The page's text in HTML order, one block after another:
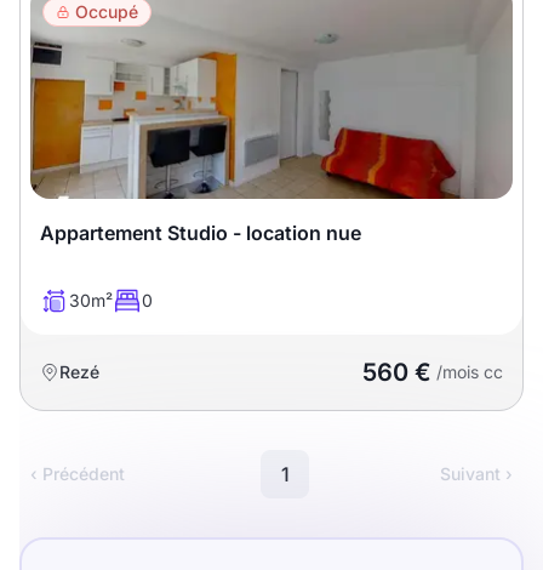
Occupé
Appartement Studio - location nue
30m² 0
Rezé 560 € /mois cc
‹ Précédent 1 Suivant ›